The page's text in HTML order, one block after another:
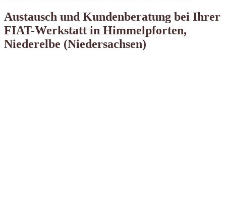
Austausch und Kundenberatung bei Ihrer
FIAT-Werkstatt in Himmelpforten,
Niederelbe (Niedersachsen)